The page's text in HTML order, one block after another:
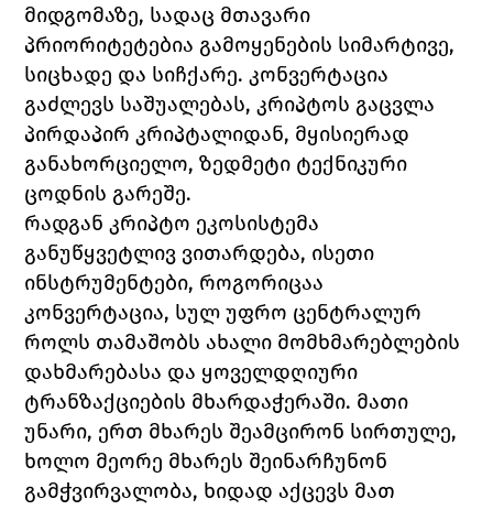
მიდგომაზე, სადაც მთავარი
პრიორიტეტებია გამოყენების სიმარტივე,
სიცხადე და სიჩქარე. კონვერტაცია
გაძლევს საშუალებას, კრიპტოს გაცვლა
პირდაპირ კრიპტალიდან, მყისიერად
განახორციელო, ზედმეტი ტექნიკური
ცოდნის გარეშე.
რადგან კრიპტო ეკოსისტემა
განუწყვეტლივ ვითარდება, ისეთი
ინსტრუმენტები, როგორიცაა
კონვერტაცია, სულ უფრო ცენტრალურ
როლს თამაშობს ახალი მომხმარებლების
დახმარებასა და ყოველდღიური
ტრანზაქციების მხარდაჭერაში. მათი
უნარი, ერთ მხარეს შეამცირონ სირთულე,
ხოლო მეორე მხარეს შეინარჩუნონ
გამჭვირვალობა, ხიდად აქცევს მათ